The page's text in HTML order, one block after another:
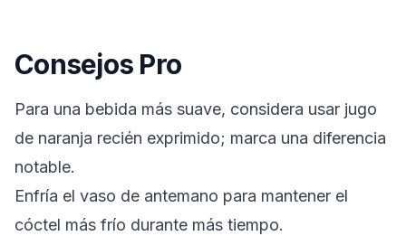
Consejos Pro
Para una bebida más suave, considera usar jugo
de naranja recién exprimido; marca una diferencia
notable.
Enfría el vaso de antemano para mantener el
cóctel más frío durante más tiempo.